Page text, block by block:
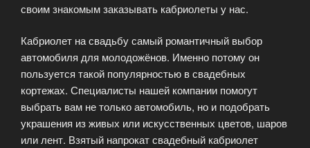
своим знакомым заказывать кабриолеты у нас.
Кабриолет на свадьбу самый романтичный выбор
автомобиля для молодожёнов. Именно потому он
пользуется такой популярностью в свадебных
кортежах. Специалисты нашей компании помогут
выбрать вам не только автомобиль, но и подобрать
украшения из живых или искусственных цветов, шаров
или лент. Взятый напрокат свадебный кабриолет